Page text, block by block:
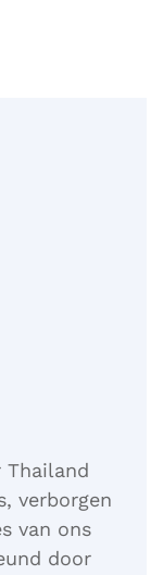
Thailand
verborgen
van ons
door